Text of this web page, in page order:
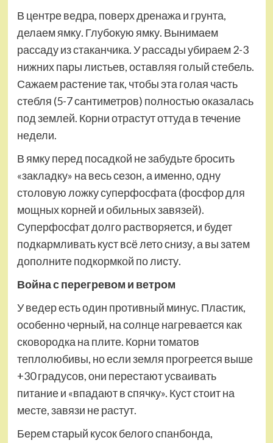
В центре ведра, поверх дренажа и грунта,
делаем ямку. Глубокую ямку. Вынимаем
рассаду из стаканчика. У рассады убираем 2-3
нижних пары листьев, оставляя голый стебель.
Сажаем растение так, чтобы эта голая часть
стебля (5-7 сантиметров) полностью оказалась
под землей. Корни отрастут оттуда в течение
недели.
В ямку перед посадкой не забудьте бросить
«закладку» на весь сезон, а именно, одну
столовую ложку суперфосфата (фосфор для
мощных корней и обильных завязей).
Суперфосфат долго растворяется, и будет
подкармливать куст всё лето снизу, а вы затем
дополните подкормкой по листу.
Война с перегревом и ветром
У ведер есть один противный минус. Пластик,
особенно черный, на солнце нагревается как
сковородка на плите. Корни томатов
теплолюбивы, но если земля прогреется выше
+30 градусов, они перестают усваивать
питание и «впадают в спячку». Куст стоит на
месте, завязи не растут.
Берем старый кусок белого спанбонда,